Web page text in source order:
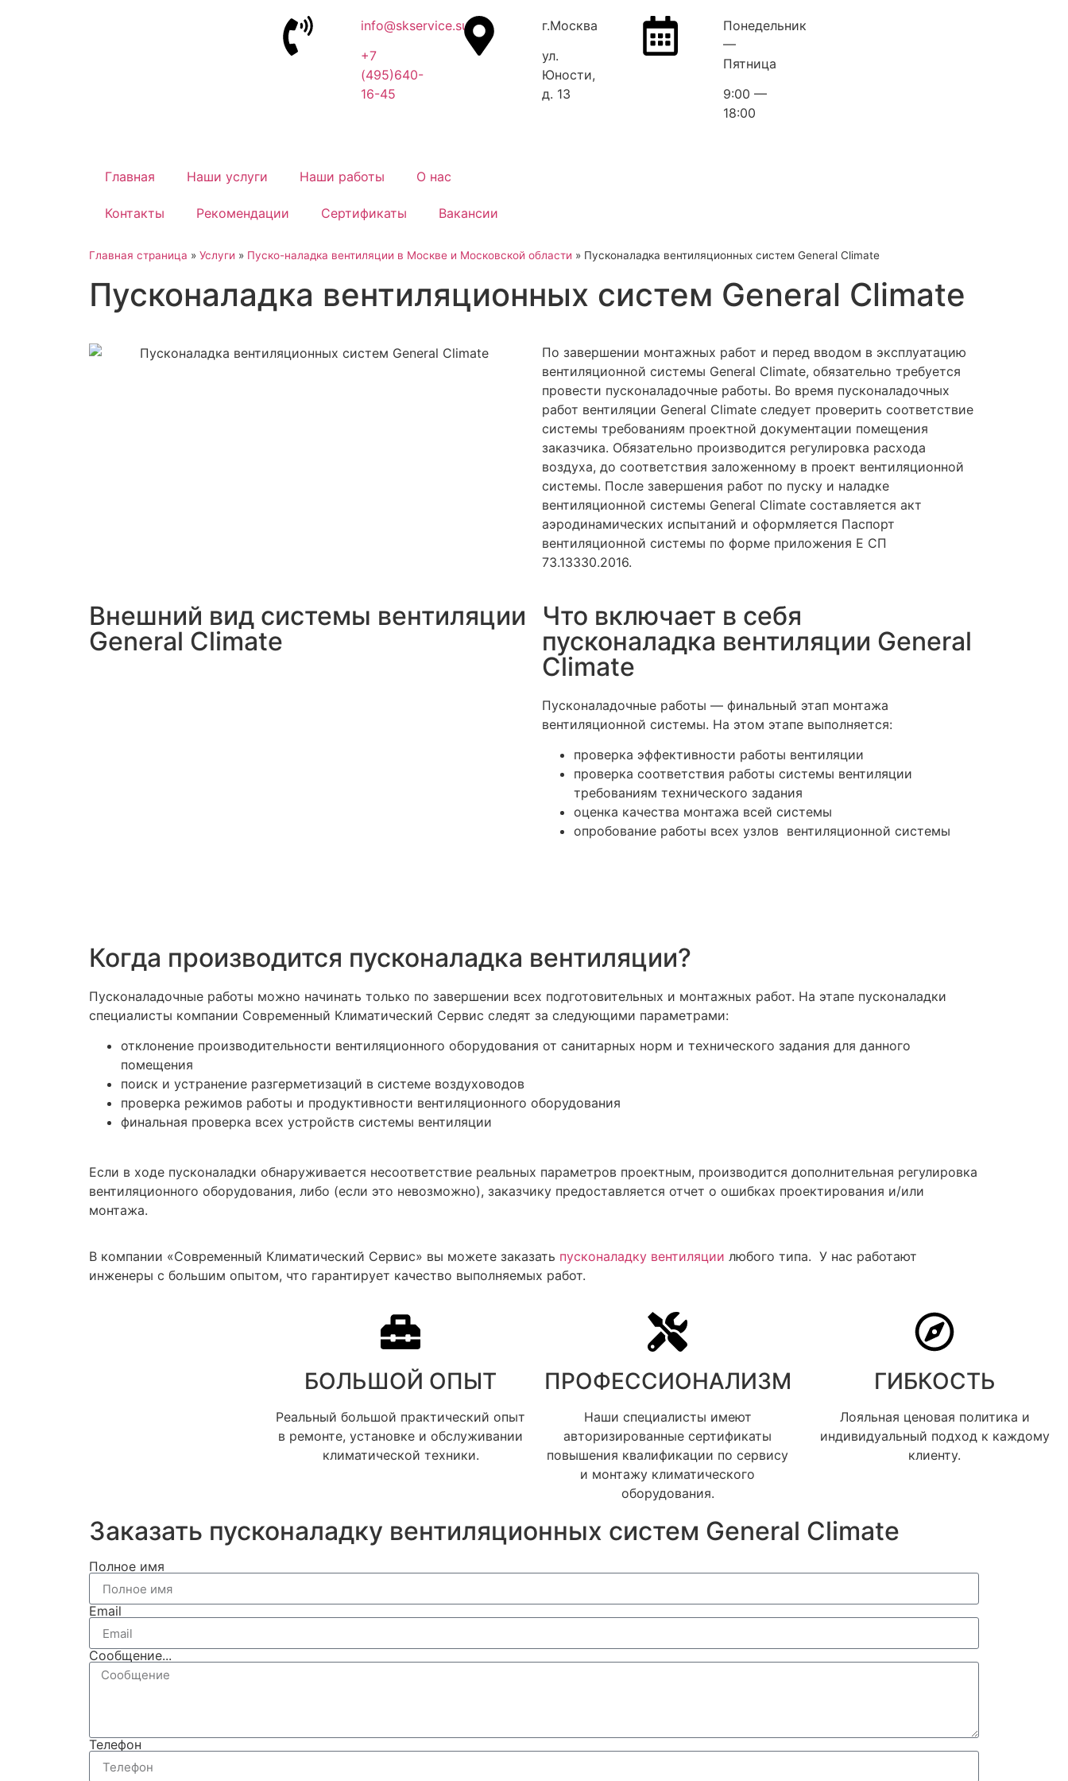
info@skservice.su
+7
(495)640-
16-45
г.Москва
ул.
Юности,
д. 13
Понедельник
—
Пятница
9:00 —
18:00
Главная Наши услуги Наши работы О нас
Контакты Рекомендации Сертификаты Вакансии
Главная страница » Услуги » Пуско-наладка вентиляции в Москве и Московской области » Пусконаладка вентиляционных систем General Climate
Пусконаладка вентиляционных систем General Climate
По завершении монтажных работ и перед вводом в эксплуатацию
вентиляционной системы General Climate, обязательно требуется
провести пусконаладочные работы. Во время пусконаладочных
работ вентиляции General Climate следует проверить соответствие
системы требованиям проектной документации помещения
заказчика. Обязательно производится регулировка расхода
воздуха, до соответствия заложенному в проект вентиляционной
системы. После завершения работ по пуску и наладке
вентиляционной системы General Climate составляется акт
аэродинамических испытаний и оформляется Паспорт
вентиляционной системы по форме приложения Е СП
73.13330.2016.
Внешний вид системы вентиляции
General Climate
Что включает в себя
пусконаладка вентиляции General
Climate
Пусконаладочные работы — финальный этап монтажа
вентиляционной системы. На этом этапе выполняется:
проверка эффективности работы вентиляции
проверка соответствия работы системы вентиляции
требованиям технического задания
оценка качества монтажа всей системы
опробование работы всех узлов вентиляционной системы
Когда производится пусконаладка вентиляции?
Пусконаладочные работы можно начинать только по завершении всех подготовительных и монтажных работ. На этапе пусконаладки
специалисты компании Современный Климатический Сервис следят за следующими параметрами:
отклонение производительности вентиляционного оборудования от санитарных норм и технического задания для данного
помещения
поиск и устранение разгерметизаций в системе воздуховодов
проверка режимов работы и продуктивности вентиляционного оборудования
финальная проверка всех устройств системы вентиляции
Если в ходе пусконаладки обнаруживается несоответствие реальных параметров проектным, производится дополнительная регулировка
вентиляционного оборудования, либо (если это невозможно), заказчику предоставляется отчет о ошибках проектирования и/или
монтажа.
В компании «Современный Климатический Сервис» вы можете заказать пусконаладку вентиляции любого типа. У нас работают
инженеры с большим опытом, что гарантирует качество выполняемых работ.
БОЛЬШОЙ ОПЫТ​
Реальный большой практический опыт
в ремонте, установке и обслуживании
климатической техники.
ПРОФЕССИОНАЛИЗМ​
Наши специалисты имеют
авторизированные сертификаты
повышения квалификации по сервису
и монтажу климатического
оборудования.
ГИБКОСТЬ​
Лояльная ценовая политика и
индивидуальный подход к каждому
клиенту.
Заказать пусконаладку вентиляционных систем General Climate
Полное имя
Email
Сообщение...
Телефон